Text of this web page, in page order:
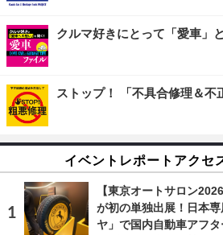
クルマ好きにとって「愛車」
ストップ！ 「不具合修理＆不
イベントレポートアクセ
【東京オートサロン
が初の単独出展！日本
ヤ」で国内自動車アフ